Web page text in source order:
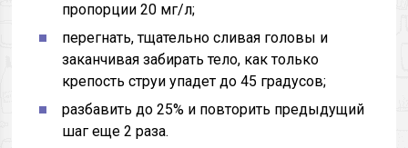
пропорции 20 мг/л;
перегнать, тщательно сливая головы и
заканчивая забирать тело, как только
крепость струи упадет до 45 градусов;
разбавить до 25% и повторить предыдущий
шаг еще 2 раза.